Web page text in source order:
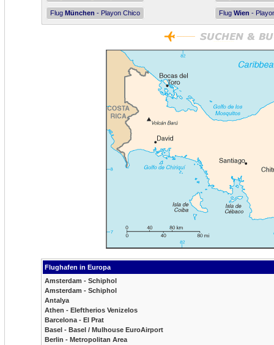
Flug München - Playon Chico Flug Wien -
Flughafen in Europa
Amsterdam - Schiphol
Amsterdam - Schiphol
Antalya
Athen - Eleftherios Venizelos
Barcelona - El Prat
Basel - Basel / Mulhouse EuroAirport
Berlin - Metropolitan Area